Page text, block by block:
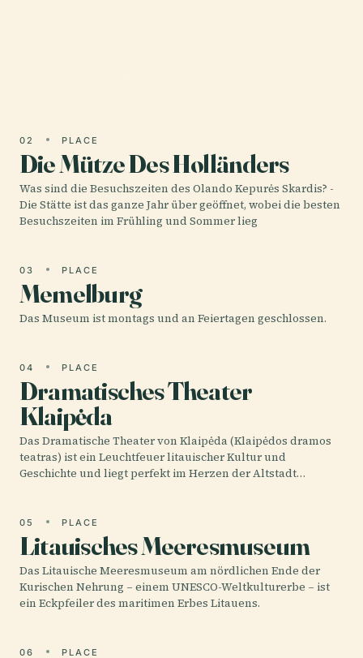
02 PLACE
Die Mütze Des Holländers
Was sind die Besuchszeiten des Olando Kepurės Skardis? -
Die Stätte ist das ganze Jahr über geöffnet, wobei die besten
Besuchszeiten im Frühling und Sommer lieg
03 PLACE
Memelburg
Das Museum ist montags und an Feiertagen geschlossen.
04 PLACE
Dramatisches Theater
Klaipėda
Das Dramatische Theater von Klaipėda (Klaipėdos dramos
teatras) ist ein Leuchtfeuer litauischer Kultur und
Geschichte und liegt perfekt im Herzen der Altstadt…
05 PLACE
Litauisches Meeresmuseum
Das Litauische Meeresmuseum am nördlichen Ende der
Kurischen Nehrung – einem UNESCO-Weltkulturerbe – ist
ein Eckpfeiler des maritimen Erbes Litauens.
06 PLACE